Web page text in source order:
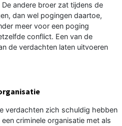
andere broer zat tijdens de
dan wel pogingen daartoe,
meer voor een poging
conflict. Een van de
de verdachten laten uitvoeren
verdachten zich schuldig hebben
criminele organisatie met als